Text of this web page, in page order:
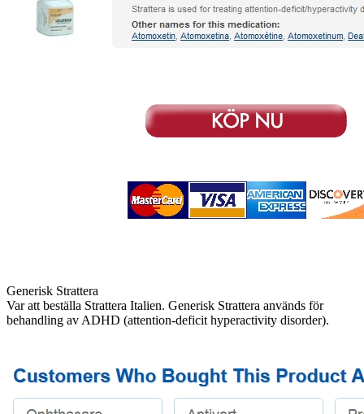
Generisk Strattera
Var att beställa Strattera Italien. Generisk Strattera används för
behandling av ADHD (attention-deficit hyperactivity disorder).